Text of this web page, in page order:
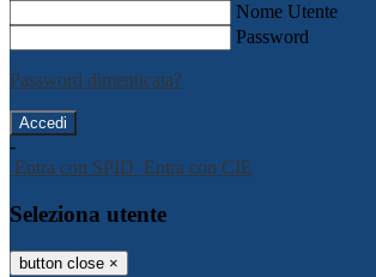
Nome Utente
Password
Password dimenticata?
-
Entra con SPID Entra con CIE
Seleziona utente
button close ×